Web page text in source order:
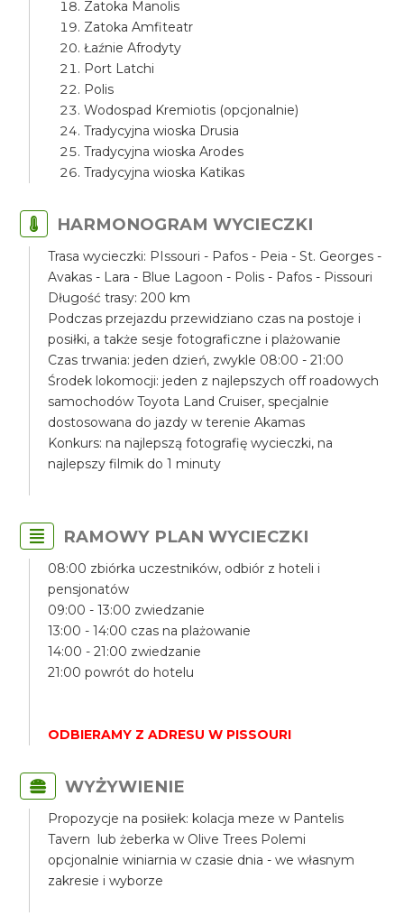
Zatoka Manolis
Zatoka Amfiteatr
Łaźnie Afrodyty
Port Latchi
Polis
Wodospad Kremiotis (opcjonalnie)
Tradycyjna wioska Drusia
Tradycyjna wioska Arodes
Tradycyjna wioska Katikas
HARMONOGRAM WYCIECZKI
Trasa wycieczki: PIssouri - Pafos - Peia - St. Georges -
Avakas - Lara - Blue Lagoon - Polis - Pafos - Pissouri
Długość trasy: 200 km
Podczas przejazdu przewidziano czas na postoje i
posiłki, a także sesje fotograficzne i plażowanie
Czas trwania: jeden dzień, zwykle 08:00 - 21:00
Środek lokomocji: jeden z najlepszych off roadowych
samochodów Toyota Land Cruiser, specjalnie
dostosowana do jazdy w terenie Akamas
Konkurs: na najlepszą fotografię wycieczki, na
najlepszy filmik do 1 minuty
RAMOWY PLAN WYCIECZKI
08:00 zbiórka uczestników, odbiór z hoteli i
pensjonatów
09:00 - 13:00 zwiedzanie
13:00 - 14:00 czas na plażowanie
14:00 - 21:00 zwiedzanie
21:00 powrót do hotelu
ODBIERAMY Z ADRESU W PISSOURI
WYŻYWIENIE
Propozycje na posiłek: kolacja meze w Pantelis
Tavern lub żeberka w Olive Trees Polemi
opcjonalnie winiarnia w czasie dnia - we własnym
zakresie i wyborze